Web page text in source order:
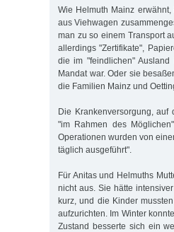
Wie Helmuth Mainz
aus Viehwagen
man zu so einem Transport
allerdings "Zertifikate",
die im "feindlichen"
Mandat war. Oder sie
die Familien Mainz und
Die Krankenversorgung,
"im Rahmen des
Operationen wurden von
täglich ausgeführt".
Für Anitas und Helmuths
nicht aus. Sie hätte
kurz, und die Kinder
aufzurichten. Im Winter
Zustand besserte sich ein